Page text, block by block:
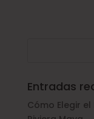
Entradas
Cómo Elegir